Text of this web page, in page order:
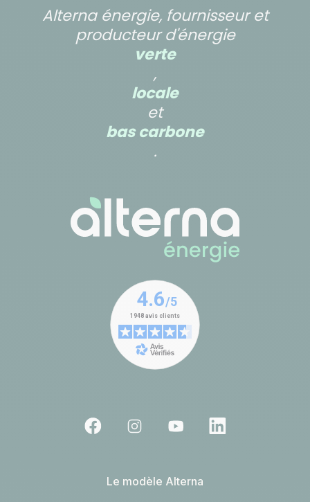
Alterna énergie, fournisseur et
producteur d'énergie
verte
,
locale
et
bas carbone
.
Le modèle Alterna